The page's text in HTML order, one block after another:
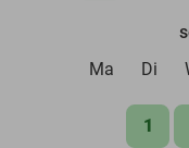
Ma
Di
1